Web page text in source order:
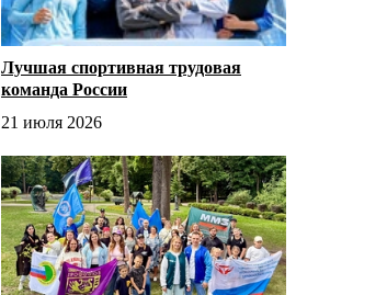
Лучшая спортивная трудовая
команда России
21 июля 2026